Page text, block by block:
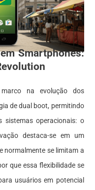
Smartphones:
na evolução dos
de dual boot, permitindo
sistemas operacionais: o
destaca-se em um
normalmente se limitam a
que essa flexibilidade se
usuários em potencial